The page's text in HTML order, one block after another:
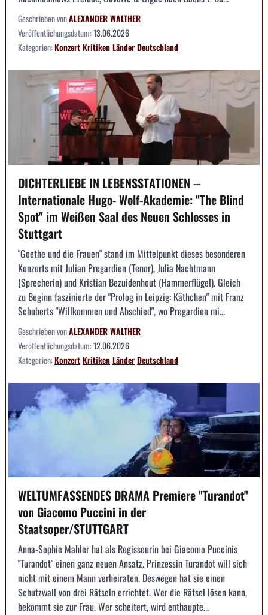
Geschrieben vonALEXANDER WALTHER
Veröffentlichungsdatum:13.06.2026
Kategorien:KonzertKritikenLänderDeutschland
DICHTERLIEBE IN LEBENSSTATIONEN --
Internationale Hugo- Wolf-Akademie: "The Blind
Spot" im Weißen Saal des Neuen Schlosses in
Stuttgart
"Goethe und die Frauen" stand im Mittelpunkt dieses besonderen
Konzerts mit Julian Pregardien (Tenor), Julia Nachtmann
(Sprecherin) und Kristian Bezuidenhout (Hammerflügel). Gleich
zu Beginn faszinierte der "Prolog in Leipzig: Käthchen" mit Franz
Schuberts "Willkommen und Abschied", wo Pregardien mi...
Geschrieben vonALEXANDER WALTHER
Veröffentlichungsdatum:12.06.2026
Kategorien:KonzertKritikenLänderDeutschland
WELTUMFASSENDES DRAMA Premiere "Turandot"
von Giacomo Puccini in der
Staatsoper/STUTTGART
Anna-Sophie Mahler hat als Regisseurin bei Giacomo Puccinis
"Turandot" einen ganz neuen Ansatz. Prinzessin Turandot will sich
nicht mit einem Mann verheiraten. Deswegen hat sie einen
Schutzwall von drei Rätseln errichtet. Wer die Rätsel lösen kann,
bekommt sie zur Frau. Wer scheitert, wird enthaupte...